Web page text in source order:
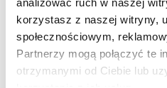
korzystasz z naszej witryny,
społecznościowym,
Partnerzy mogą połączyć te
otrzymanymi od Ciebie lub